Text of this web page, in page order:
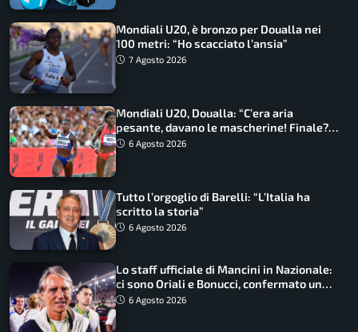
Mondiali U20, è bronzo per Doualla nei
100 metri: “Ho scacciato l’ansia”
7 Agosto 2026
Mondiali U20, Doualla: “C’era aria
pesante, davano le mascherine! Finale?
Non ho nulla da perdere”
6 Agosto 2026
Tutto l’orgoglio di Barelli: “L’Italia ha
scritto la storia”
6 Agosto 2026
Lo staff ufficiale di Mancini in Nazionale:
ci sono Oriali e Bonucci, confermato un
ritorno
6 Agosto 2026